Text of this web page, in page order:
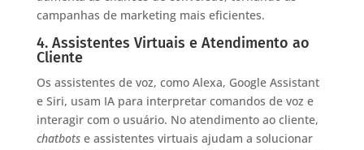
campanhas de marketing mais eficientes.
4. Assistentes Virtuais e Atendimento ao
Cliente
Os assistentes de voz, como Alexa, Google Assistant
e Siri, usam IA para interpretar comandos de voz e
interagir com o usuário. No atendimento ao cliente,
chatbotse assistentes virtuais ajudam a solucionar